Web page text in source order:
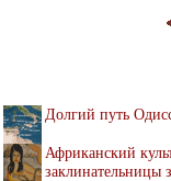
Долгий путь
Африканский
заклинательницы